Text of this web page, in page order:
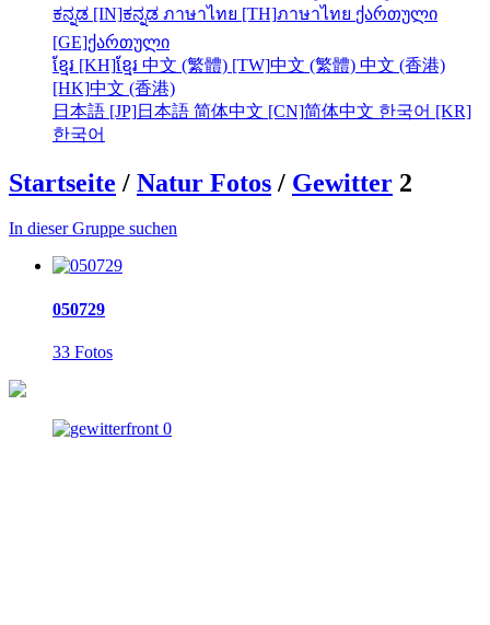
ಕನ್ನಡ [IN]ಕನ್ನಡ ภาษาไทย [TH]ภาษาไทย ქართული
[GE]ქართული
ខ្មែរ [KH]ខ្មែរ 中文 (繁體) [TW]中文 (繁體) 中文 (香港)
[HK]中文 (香港)
日本語 [JP]日本語 简体中文 [CN]简体中文 한국어 [KR]
한국어
Startseite / Natur Fotos / Gewitter 2
In dieser Gruppe suchen
050729
33 Fotos